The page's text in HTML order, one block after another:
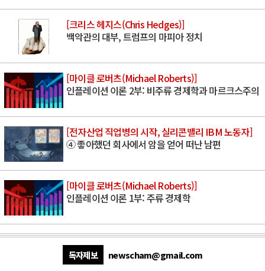
[크리스 헤지스(Chris Hedges)]
백악관의 대부, 트럼프의 마피아 정치
[마이클 로버츠(Michael Roberts)]
인플레이션 이론 2부: 비주류 경제학과 마르크스주의
[전자산업 직업병의 시작, 실리콘밸리 IBM 노동자]
④ 좋아했던 회사에서 암을 얻어 떠난 남편
[마이클 로버츠(Michael Roberts)]
인플레이션 이론 1부: 주류 경제학
독자제보
newscham@gmail.com